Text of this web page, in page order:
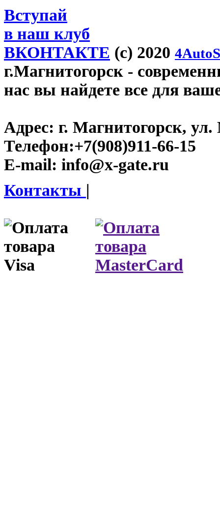
Вступай
в наш клуб
ВКОНТАКТЕ (c) 2020
г.Магнитогорск -
нас вы найдете все для
Адрес: г. Магнитогорск, ул.
Телефон:+7(908)911-66-15
E-mail: info@x-gate.ru
Контакты |